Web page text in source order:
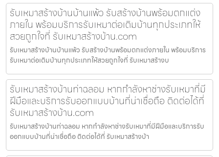
รับเหมาสร้างบ้านบ้านแพ้ว รับสร้างบ้านพร้อมตกแต่ง
ภายใน พร้อมบริการรับเหมาต่อเติมบ้านทุกประเภทให้
สวยถูกใจที่ รับเหมาสร้างบ้าน.com
รับเหมาสร้างบ้านบ้านแพ้ว รับสร้างบ้านพร้อมตกแต่งภายใน พร้อมบริการ
รับเหมาต่อเติมบ้านทุกประเภทให้สวยถูกใจที่ รับเหมาสร้างบ
รับเหมาสร้างบ้านท่าฉลอม หากกำลังหาช่างรับเหมาที่มี
ฝีมือและบริการรับออกแบบบ้านที่น่าเชื่อถือ ติดต่อได้ที่
รับเหมาสร้างบ้าน.com
รับเหมาสร้างบ้านท่าฉลอม หากกำลังหาช่างรับเหมาที่มีฝีมือและบริการรับ
ออกแบบบ้านที่น่าเชื่อถือ ติดต่อได้ที่ รับเหมาสร้างบ้า